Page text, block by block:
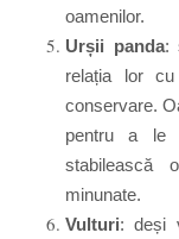
oamenilor.
Urșii panda:
relația lor
conservare.
pentru a le
stabilească
minunate.
Vulturi: deși